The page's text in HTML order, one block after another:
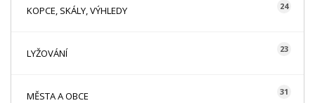
KOPCE, SKÁLY, VÝHLEDY 24
LYŽOVÁNÍ 23
MĚSTA A OBCE 31